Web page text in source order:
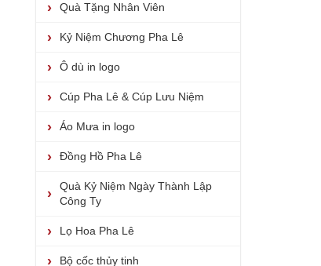
Quà Tặng Nhân Viên
Kỷ Niệm Chương Pha Lê
Ô dù in logo
Cúp Pha Lê & Cúp Lưu Niệm
Áo Mưa in logo
Đồng Hồ Pha Lê
Quà Kỷ Niệm Ngày Thành Lập
Công Ty
Lọ Hoa Pha Lê
Bộ cốc thủy tinh